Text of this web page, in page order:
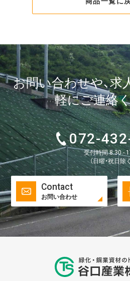
お問い合わせや、求
軽にご連絡
072-
受付時間 8:30 -
（日曜・祝日除
Contact
お問い合わせ